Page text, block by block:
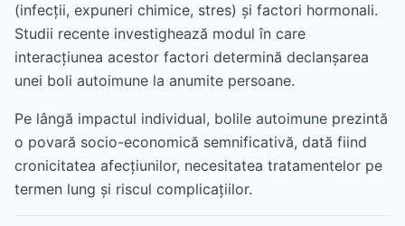
(infecții, expuneri chimice, stres) și factori hormonali.
Studii recente investighează modul în care
interacțiunea acestor factori determină declanșarea
unei boli autoimune la anumite persoane.
Pe lângă impactul individual, bolile autoimune prezintă
o povară socio-economică semnificativă, dată fiind
cronicitatea afecțiunilor, necesitatea tratamentelor pe
termen lung și riscul complicațiilor.